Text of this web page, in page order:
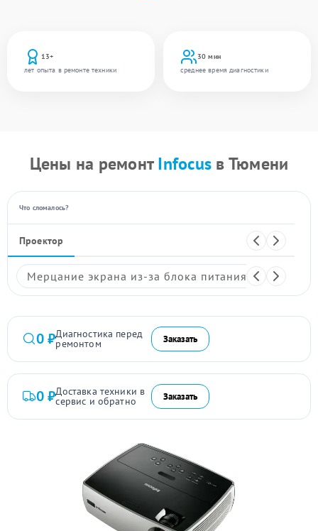
13+
лет опыта в ремонте техники
30 мин
среднее время диагностики
Цены на ремонтInfocus в Тюмени
Что сломалось?
Проектор
Мерцание экрана из-за блока питания
0 ₽Диагностика перед
ремонтом Заказать
0 ₽Доставка техники в
сервис и обратно Заказать